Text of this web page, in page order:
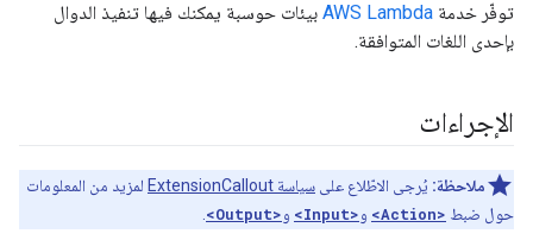
توفّر خدمة AWS Lambda بيئات حوسبة يمكنك فيها تنفيذ الدوال
بإحدى اللغات المتوافقة.
الإجراءات
ملاحظة: يُرجى الاطّلاع على سياسة ExtensionCallout
لمزيد من المعلومات
حول ضبط <Action> و<Input> و<Output>